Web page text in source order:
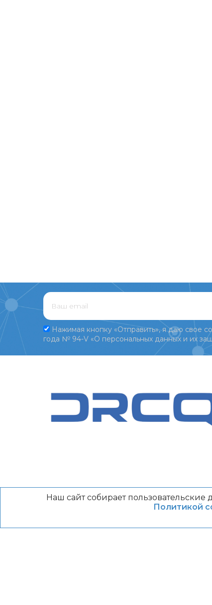
Нажимая кнопку «Отправить», я даю свое
года № 94-V «О персональных данных и их
Наш сайт собирает
Политикой